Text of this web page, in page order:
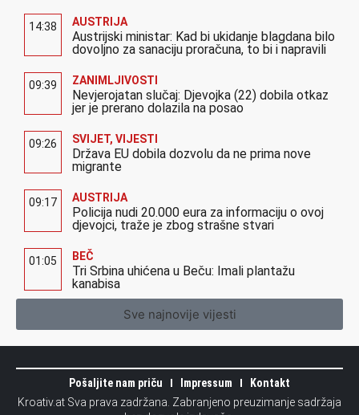
14:38 AUSTRIJA
Austrijski ministar: Kad bi ukidanje blagdana bilo
dovoljno za sanaciju proračuna, to bi i napravili
09:39 ZANIMLJIVOSTI
Nevjerojatan slučaj: Djevojka (22) dobila otkaz
jer je prerano dolazila na posao
09:26 SVIJET, VIJESTI
Država EU dobila dozvolu da ne prima nove
migrante
09:17 AUSTRIJA
Policija nudi 20.000 eura za informaciju o ovoj
djevojci, traže je zbog strašne stvari
01:05 BEČ
Tri Srbina uhićena u Beču: Imali plantažu
kanabisa
Sve najnovije vijesti
Pošaljite nam priču Impressum
Kontakt
Kroativ.at Sva prava zadržana. Zabranjeno preuzimanje sadržaja